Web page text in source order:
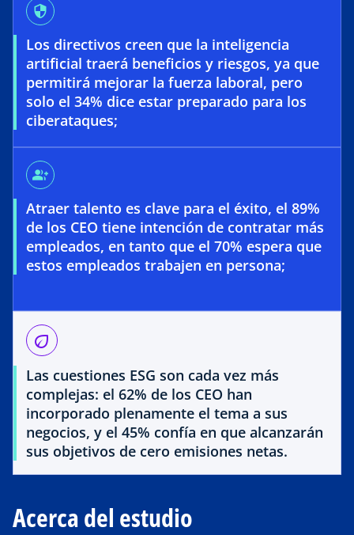
security
Los directivos creen que la inteligencia
artificial traerá beneficios y riesgos, ya que
permitirá mejorar la fuerza laboral, pero
solo el 34% dice estar preparado para los
ciberataques;
group_add
Atraer talento es clave para el éxito, el 89%
de los CEO tiene intención de contratar más
empleados, en tanto que el 70% espera que
estos empleados trabajen en persona;
eco
Las cuestiones ESG son cada vez más
complejas: el 62% de los CEO han
incorporado plenamente el tema a sus
negocios, y el 45% confía en que alcanzarán
sus objetivos de cero emisiones netas.
Acerca del estudio